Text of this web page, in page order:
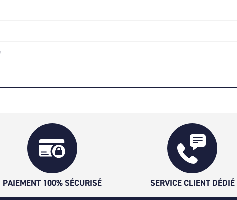
PAIEMENT 100% SÉCURISÉ SERVICE CLIENT DÉDIÉ